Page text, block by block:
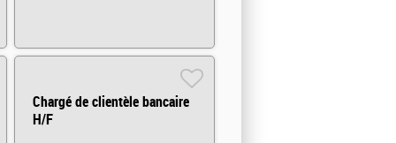
Chargé de clientèle bancaire
H/F